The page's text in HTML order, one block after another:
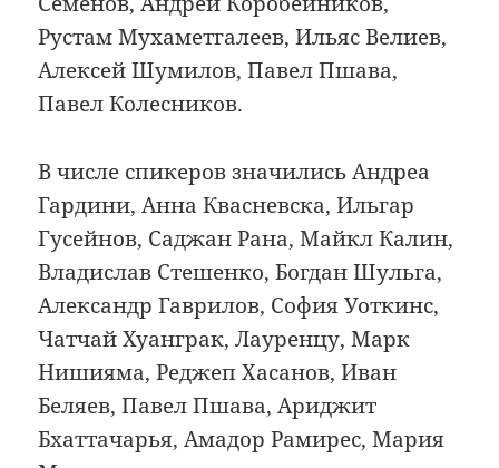
Рустам Мухаметгалеев, Ильяс Велиев,
Алексей Шумилов, Павел Пшава,
Павел Колесников.
В числе спикеров значились Андреа
Гардини, Анна Квасневска, Ильгар
Гусейнов, Саджан Рана, Майкл Калин,
Владислав Стешенко, Богдан Шульга,
Александр Гаврилов, София Уоткинс,
Чатчай Хуанграк, Лауренцу, Марк
Нишияма, Реджеп Хасанов, Иван
Беляев, Павел Пшава, Ариджит
Бхаттачарья, Амадор Рамирес, Мария